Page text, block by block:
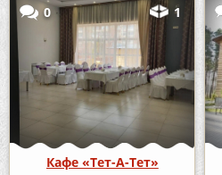
0 1
Кафе «Тет-А-Тет»